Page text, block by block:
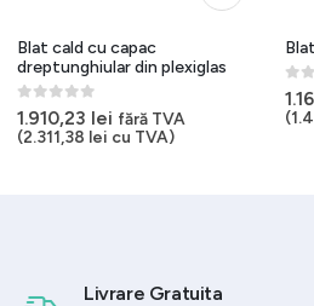
Blat cald cu capac
dreptunghiular din plexiglas
0 out of 5
1.910,23 lei fără TVA
(2.311,38 lei cu TVA)
0
(
Livrare Gratuita